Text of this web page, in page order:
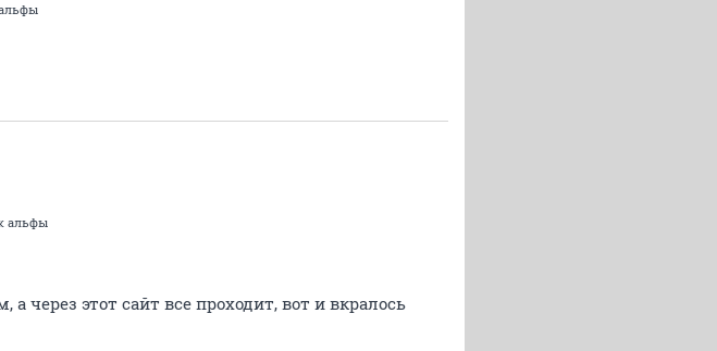
альфы
через этот сайт все проходит, вот и вкралось